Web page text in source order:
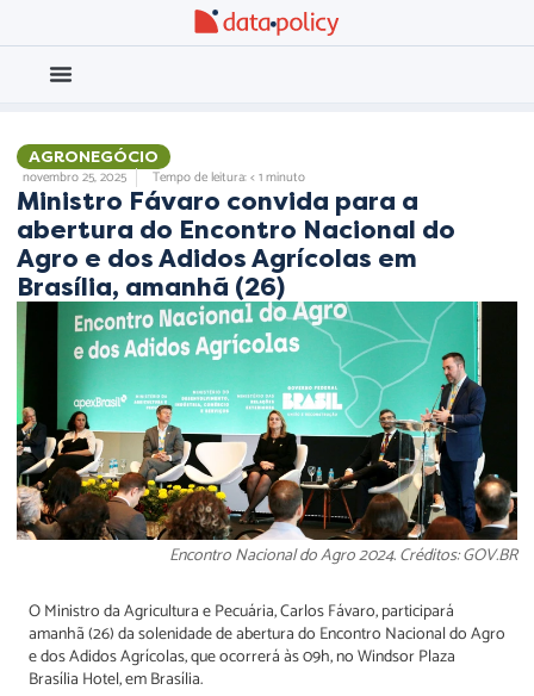
AGRONEGÓCIO
novembro 25, 2025 Tempo de leitura: < 1 minuto
Ministro Fávaro convida para a
abertura do Encontro Nacional do
Agro e dos Adidos Agrícolas em
Brasília, amanhã (26)
Encontro Nacional do Agro 2024. Créditos: GOV.BR
O Ministro da Agricultura e Pecuária, Carlos Fávaro, participará
amanhã (26) da solenidade de abertura do Encontro Nacional do Agro
e dos Adidos Agrícolas, que ocorrerá às 09h, no Windsor Plaza
Brasília Hotel, em Brasília.